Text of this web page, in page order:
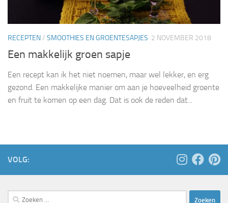
RECEPTEN/ SMOOTHIES EN GROENTESAPJES 2 NOVEMBER 2018
Een makkelijk groen sapje
Een recept kan ik het niet noemen, maar wel lekker, en erg
gezond. Een makkelijke manier om aan je hoeveelheid groente
en fruit te komen op een dag. Dat is ook de reden dat...
VOLG:
Zoeken